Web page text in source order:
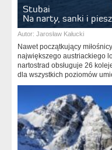
Stubai
Na narty, sanki i
Autor: Jarosław Kałucki
Nawet początkujący
największego austriackiego
nartostrad obsługuje 26
dla wszystkich poziomów